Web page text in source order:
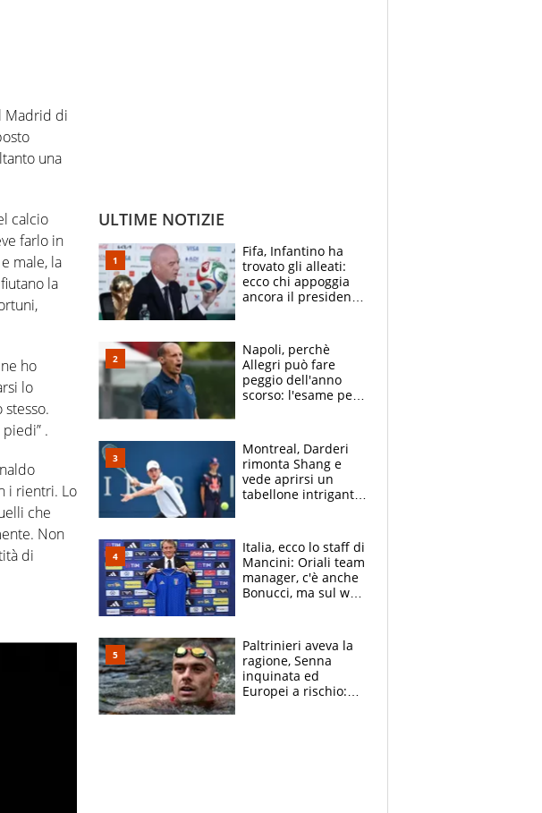
Madrid di
una
calcio
farlo in
male, la
la
ho
lo
.
i rientri. Lo
che
Non
di
ULTIME NOTIZIE
Fifa, Infantino ha
trovato gli alleati:
ecco chi appoggia
ancora il presidente
Napoli, perchè
Allegri può fare
peggio dell'anno
scorso: l'esame per
Monopoly
Montreal, Darderi
rimonta Shang e
vede aprirsi un
tabellone intrigante:
felice del mio livello"
Italia, ecco lo staff di
Mancini: Oriali team
manager, c'è anche
Bonucci, ma sul web
Paltrinieri aveva la
ragione, Senna
inquinata ed
Europei a rischio: